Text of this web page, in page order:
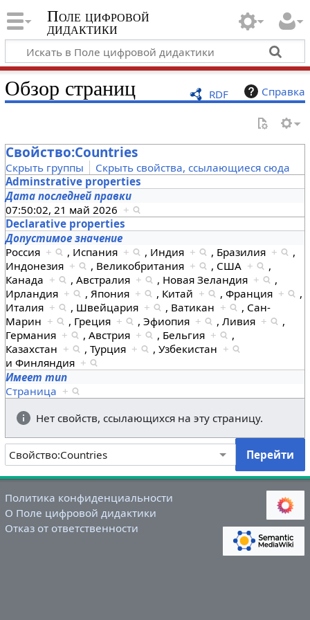
Поле цифровой
дидактики
RDF Справка
Обзор страниц
Свойство:Countries
Скрыть группы
Скрыть свойства, ссылающиеся сюда
Adminstrative properties
Дата последней правки
07:50:02, 21 май 2026 +
Declarative properties
Допустимое значение
Россия + , Испания + , Индия + , Бразилия +
,
Индонезия + , Великобритания + , США +
,
Канада + , Австралия + , Новая Зеландия +
,
Ирландия + , Япония + , Китай + , Франция +
,
Италия + , Швейцария + , Ватикан + , Сан-
Марин + , Греция + , Эфиопия + , Ливия +
,
Германия + , Австрия + , Бельгия +
,
Казахстан + , Турция + , Узбекистан +
и Финляндия +
Имеет тип
Страница +
Нет свойств, ссылающихся на эту страницу.
Политика конфиденциальности
О Поле цифровой дидактики
Отказ от ответственности